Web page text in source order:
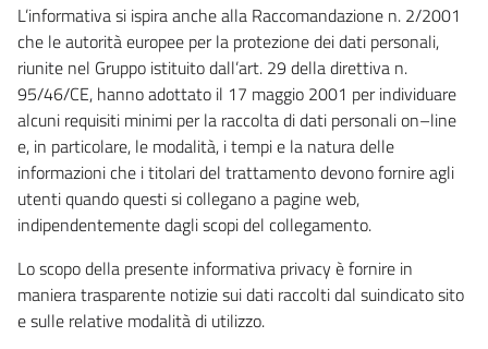
L’informativa si ispira anche alla Raccomandazione n. 2/2001
che le autorità europee per la protezione dei dati personali,
riunite nel Gruppo istituito dall’art. 29 della direttiva n.
95/46/CE, hanno adottato il 17 maggio 2001 per individuare
alcuni requisiti minimi per la raccolta di dati personali on–line
e, in particolare, le modalità, i tempi e la natura delle
informazioni che i titolari del trattamento devono fornire agli
utenti quando questi si collegano a pagine web,
indipendentemente dagli scopi del collegamento.
Lo scopo della presente informativa privacy è fornire in
maniera trasparente notizie sui dati raccolti dal suindicato sito
e sulle relative modalità di utilizzo.